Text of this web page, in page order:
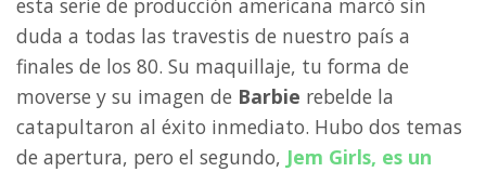
esta serie de producción americana marcó sin
duda a todas las travestis de nuestro país a
finales de los 80. Su maquillaje, tu forma de
moverse y su imagen de Barbie rebelde la
catapultaron al éxito inmediato. Hubo dos temas
de apertura, pero el segundo, Jem Girls, es un